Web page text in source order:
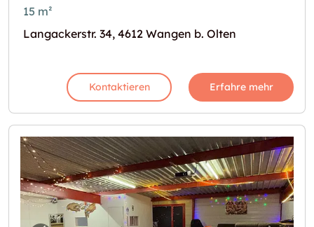
15 m²
Langackerstr. 34, 4612 Wangen b. Olten
Kontaktieren Erfahre mehr